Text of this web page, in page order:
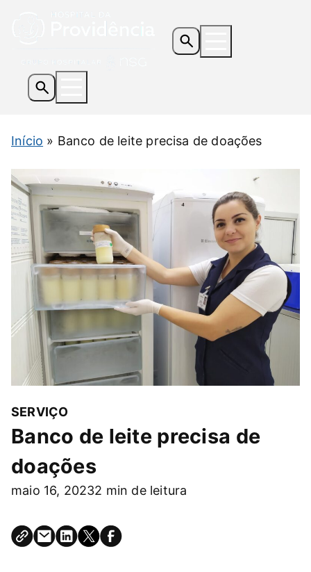
Serviços e Especialidades
Informações Úteis
Notícias
Contato
Doe Agora
Início » Banco de leite precisa de doações
SERVIÇO
Banco de leite precisa de
doações
maio 16, 20232 min de leitura